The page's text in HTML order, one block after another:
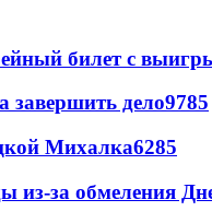
билет с
завершить дело9785
Михалка6285
из-за обмеления